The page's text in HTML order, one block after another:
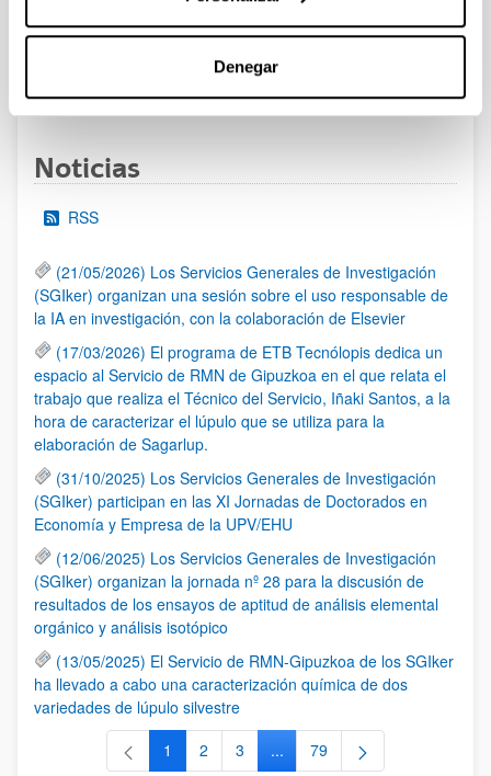
Denegar
PáginaPáginas intermedias Use TAB para desplazarse.
PáginaPáginaPáginaPáginas intermedias
Página
Noticias
RSS
(21/05/2026) Los Servicios Generales de Investigación
(SGIker) organizan una sesión sobre el uso responsable de
la IA en investigación, con la colaboración de Elsevier
(17/03/2026) El programa de ETB Tecnólopis dedica un
espacio al Servicio de RMN de Gipuzkoa en el que relata el
trabajo que realiza el Técnico del Servicio, Iñaki Santos, a la
hora de caracterizar el lúpulo que se utiliza para la
elaboración de Sagarlup.
(31/10/2025) Los Servicios Generales de Investigación
(SGIker) participan en las XI Jornadas de Doctorados en
Economía y Empresa de la UPV/EHU
(12/06/2025) Los Servicios Generales de Investigación
(SGIker) organizan la jornada nº 28 para la discusión de
resultados de los ensayos de aptitud de análisis elemental
orgánico y análisis isotópico
(13/05/2025) El Servicio de RMN-Gipuzkoa de los SGIker
ha llevado a cabo una caracterización química de dos
variedades de lúpulo silvestre
Página
1 Página
2 Página
3 ...Páginas intermedias Use TAB
Página
79